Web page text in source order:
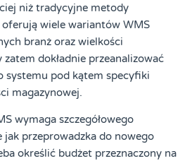
niż tradycyjne metody
wiele wariantów WMS
branż oraz wielkości
dokładnie przeanalizować
systemu pod kątem specyfiki
magazynowej.
wymaga szczegółowego
jak przeprowadzka do nowego
określić budżet przeznaczony na